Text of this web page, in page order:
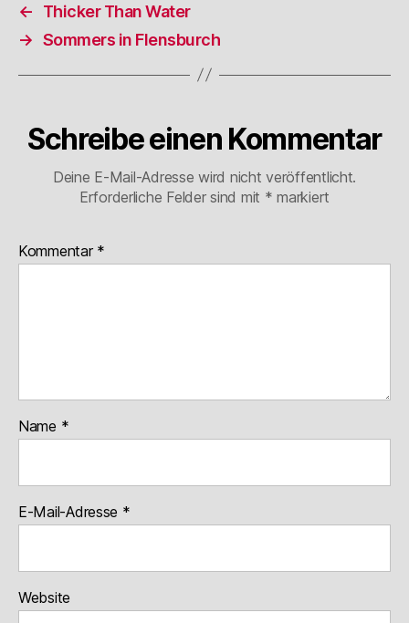
←
Thicker Than Water
→ Sommers in Flensburch
Schreibe einen Kommentar
Deine E-Mail-Adresse wird nicht veröffentlicht.
Erforderliche Felder sind mit * markiert
Kommentar *
Name *
E-Mail-Adresse *
Website